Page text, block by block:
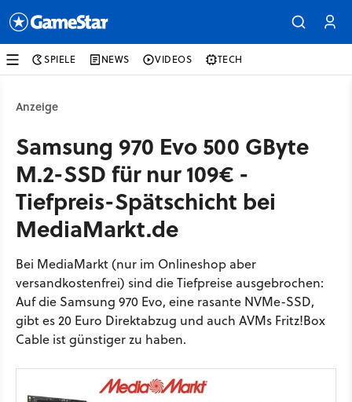
SPIELE NEWS VIDEOS TECH
Anzeige
Samsung 970 Evo 500 GByte
M.2-SSD für nur 109€ -
Tiefpreis-Spätschicht bei
MediaMarkt.de
Bei MediaMarkt (nur im Onlineshop aber
versandkostenfrei) sind die Tiefpreise ausgebrochen:
Auf die Samsung 970 Evo, eine rasante NVMe-SSD,
gibt es 20 Euro Direktabzug und auch AVMs Fritz!Box
Cable ist günstiger zu haben.